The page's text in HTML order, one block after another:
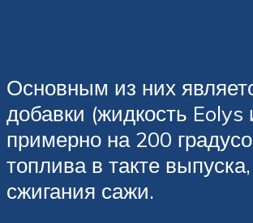
Основным из них
добавки (жидкость
примерно на 200
топлива в такте
сжигания сажи.